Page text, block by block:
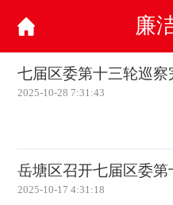
廉
七届区委第十三轮巡
2025-10-28 7:31:43
岳塘区召开七届区委
2025-10-17 4:31:18